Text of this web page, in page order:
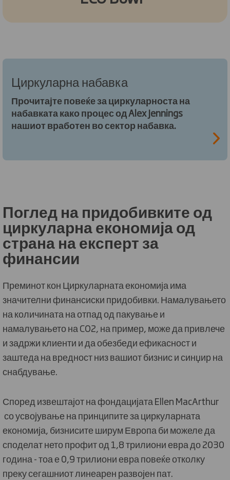
Циркуларна набавка
Прочитајте повеќе за циркуларноста на
набавката како процес од Alex Jennings
нашиот вработен во сектор набавка.
Поглед на придобивките од
циркуларна економија од
страна на експерт за
финансии
Преминот кон Циркуларната економија има
значителни финансиски придобивки. Намалувањето
на количината на отпад од пакување и
намалувањето на CO2, на пример, може да привлече
и задржи клиенти и да обезбеди ефикасност и
заштеда на вредност низ вашиот бизнис и синџир на
снабдување.
Според извештајот на фондацијата Ellen MacArthur
со усвојување на принципите за циркуларната
економија, бизнисите ширум Европа би можеле да
споделат нето профит од 1,8 трилиони евра до 2030
година - тоа е 0,9 трилиони евра повеќе отколку
преку сегашниот линеарен развојен пат.